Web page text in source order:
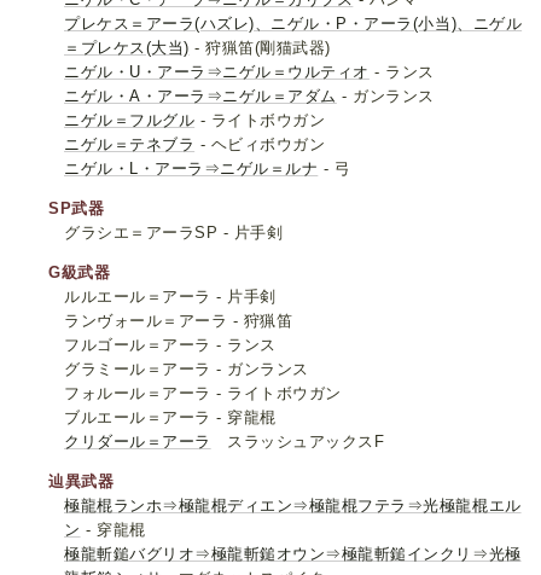
プレケス＝アーラ(ハズレ)、ニゲル・P・アーラ(小当)、ニゲル
＝プレケス(大当) - 狩猟笛(剛猫武器)
ニゲル・U・アーラ⇒ニゲル＝ウルティオ - ランス
ニゲル・A・アーラ⇒ニゲル＝アダム - ガンランス
ニゲル＝フルグル - ライトボウガン
ニゲル＝テネブラ - ヘビィボウガン
ニゲル・L・アーラ⇒ニゲル＝ルナ - 弓
SP武器
グラシエ＝アーラSP - 片手剣
G級武器
ルルエール＝アーラ - 片手剣
ランヴォール＝アーラ - 狩猟笛
フルゴール＝アーラ - ランス
グラミール＝アーラ - ガンランス
フォルール＝アーラ - ライトボウガン
ブルエール＝アーラ - 穿龍棍
クリダール＝アーラ
スラッシュアックスF
辿異武器
極龍棍ランホ⇒極龍棍ディエン⇒極龍棍フテラ⇒光極龍棍エル
ン - 穿龍棍
極龍斬鎚バグリオ⇒極龍斬鎚オウン⇒極龍斬鎚インクリ⇒光極